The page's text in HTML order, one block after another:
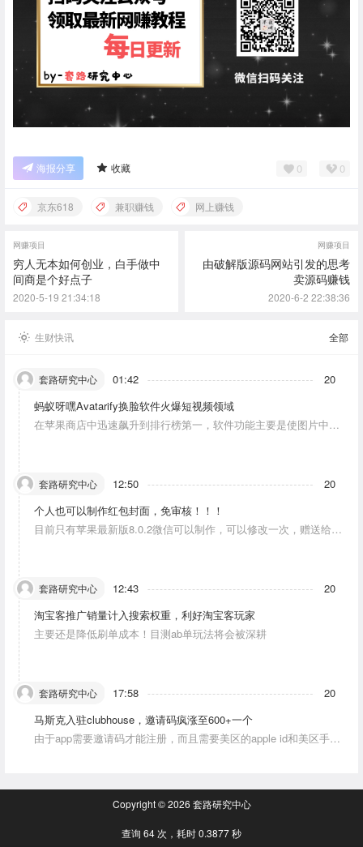
海报分享 收藏 0 0
京东618 兼职赚钱 网上赚钱
网赚项目
穷人无本如何创业，白手做中
间商是个好点子
2020-5-19 21:34:18
网赚项目
由破解版源码网站引发的思考
卖源码赚钱
2020-6-2 22:38:36
生财快讯 全部
套路研究中心 01:42
20
蚂蚁呀嘿Avatarify换脸软件火爆短视频领域
在苹果商店中迅速飙升到排行榜第一，软件功能主要是使图片中的
套路研究中心 12:50
20
个人也可以制作红包封面，免审核！！！
目前只有苹果最新版8.0.2微信可以制作，可以修改一次，赠送给10
套路研究中心 12:43
20
淘宝客推广销量计入搜索权重，利好淘宝客玩家
主要还是降低刷单成本！目测ab单玩法将会被深耕
套路研究中心 17:58
20
马斯克入驻clubhouse，邀请码疯涨至600+一个
由于app需要邀请码才能注册，而且需要美区的apple id和美区手机
Copyright © 2026 套路研究中心
查询 64 次，耗时 0.3877 秒